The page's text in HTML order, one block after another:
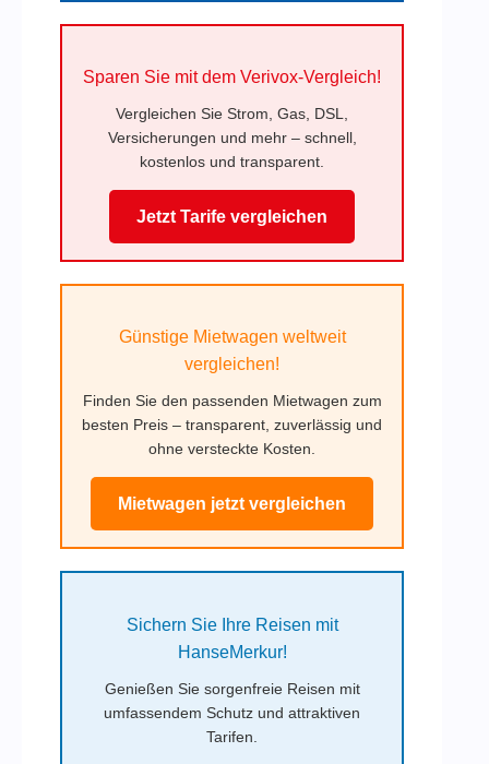
Sparen Sie mit dem Verivox-Vergleich!
Vergleichen Sie Strom, Gas, DSL,
Versicherungen und mehr – schnell,
kostenlos und transparent.
Jetzt Tarife vergleichen
Günstige Mietwagen weltweit
vergleichen!
Finden Sie den passenden Mietwagen zum
besten Preis – transparent, zuverlässig und
ohne versteckte Kosten.
Mietwagen jetzt vergleichen
Sichern Sie Ihre Reisen mit
HanseMerkur!
Genießen Sie sorgenfreie Reisen mit
umfassendem Schutz und attraktiven
Tarifen.